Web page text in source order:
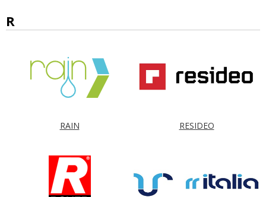
R
RAIN RESIDEO